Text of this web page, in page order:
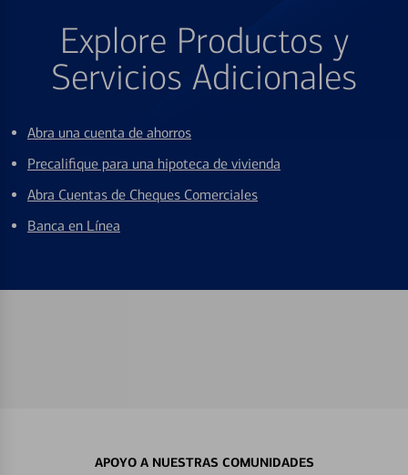
Explore Productos y
Servicios Adicionales
Abra una cuenta de ahorros
Precalifique para una hipoteca de vivienda
Abra Cuentas de Cheques Comerciales
Banca en Línea
APOYO A NUESTRAS COMUNIDADES